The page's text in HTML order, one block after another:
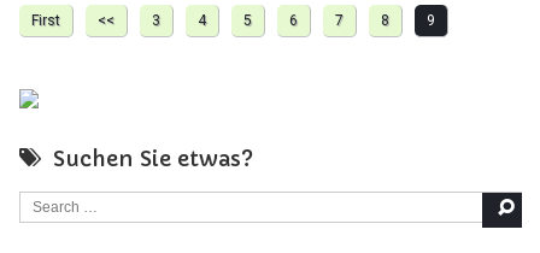
First << 3 4 5 6 7 8 9
Suchen Sie etwas?
Search for: